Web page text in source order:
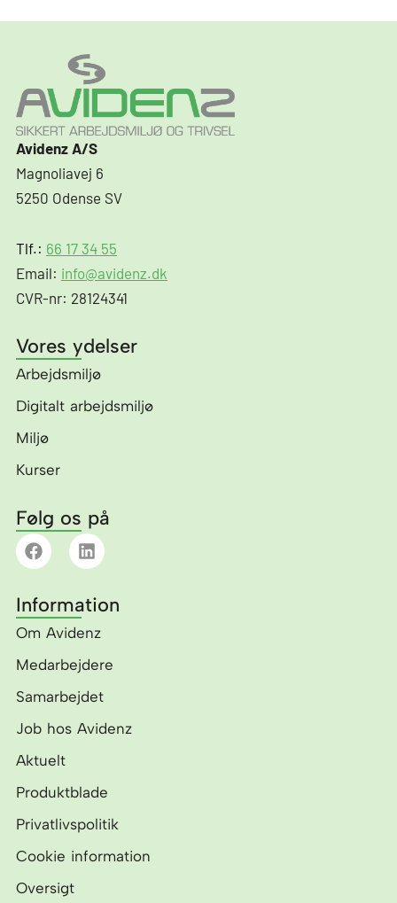
Avidenz A/S
Magnoliavej 6
5250 Odense SV
Tlf.: 66 17 34 55
Email: info@avidenz.dk
CVR-nr: 28124341
Vores ydelser
Arbejdsmiljø
Digitalt arbejdsmiljø
Miljø
Kurser
Følg os på
F
a
e
b
o
k
L
i
k
e
d
n
Information
Om Avidenz
Medarbejdere
Samarbejdet
Job hos Avidenz
Aktuelt
Produktblade
Privatlivspolitik
Cookie information
Oversigt